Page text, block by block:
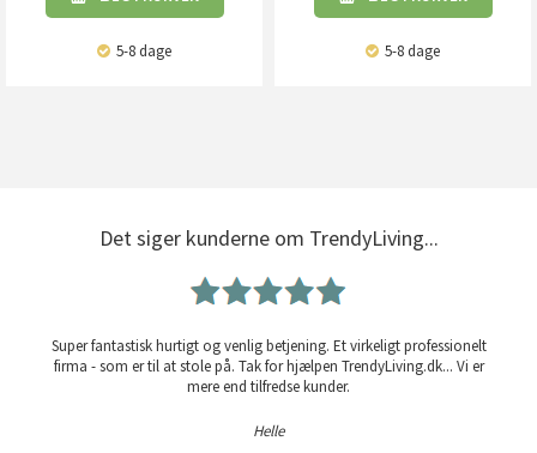
5-8 dage 5-8 dage
Det siger kunderne om TrendyLiving...
Super fantastisk hurtigt og venlig betjening. Et virkeligt professionelt
firma - som er til at stole på. Tak for hjælpen TrendyLiving.dk... Vi er
mere end tilfredse kunder.
Helle